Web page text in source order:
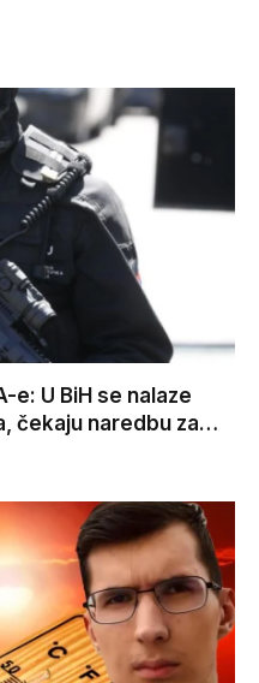
e: U BiH se nalaze
čekaju naredbu za…